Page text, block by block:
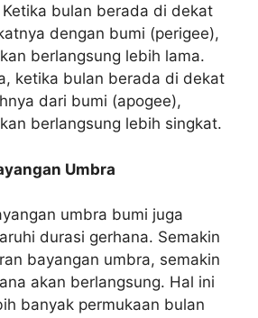
bulan berada di dekat
dengan bumi (perigee),
berlangsung lebih lama.
ketika bulan berada di dekat
dari bumi (apogee),
berlangsung lebih singkat.
Umbra
umbra bumi juga
durasi gerhana. Semakin
bayangan umbra, semakin
akan berlangsung. Hal ini
banyak permukaan bulan